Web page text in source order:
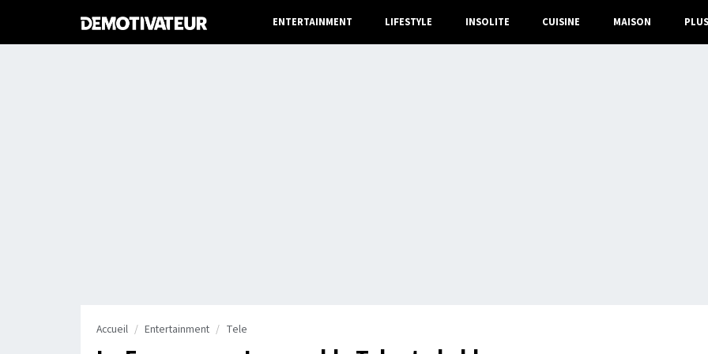
ENTERTAINMENT LIFESTYLE INSOLITE CUISINE MAISON PLUS
Accueil Entertainment Tele